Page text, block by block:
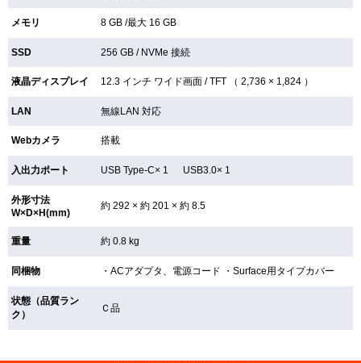
メモリ 8 GB /最大 16 GB
SSD 256 GB / NVMe 接続
液晶ディスプレイ 12.3 インチ ワイド画面 /TFT （ 2,736 × 1,824 ）
LAN 無線LAN対応
Webカメラ 搭載
入出力ポート USB Type-C× 1 USB3.0× 1
外形寸法
W×D×H(mm)
約 292 × 約 201 × 約 8.5
重量 約 0.8 kg
同梱物 ・ACアダプタ、電源コード ・Surface用タイプカバー
状態（品質ラン
ク）
Ｃ品